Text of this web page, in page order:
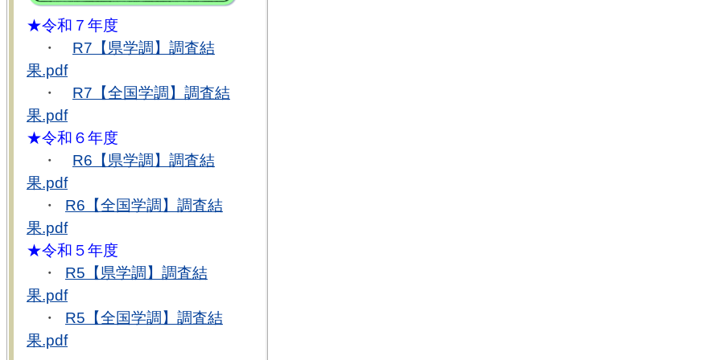
★令和７年度
・ R7【県学調】調査結
果.pdf
・ R7【全国学調】調査結
果.pdf
★令和６年度
・ R6【県学調】調査結
果.pdf
・ R6【全国学調】調査結
果.pdf
★令和５年度
・ R5【県学調】調査結
果.pdf
・ R5【全国学調】調査結
果.pdf